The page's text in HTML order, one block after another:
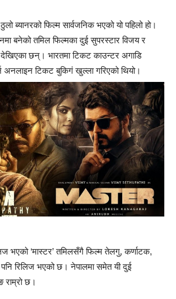
ठुलो ब्यानरको फिल्म सार्वजनिक भएको यो पहिलो हो।
बनेको तमिल फिल्मका दुई सुपरस्टार विजय र
देखिएका छन्। भारतमा टिकट काउन्टर अगाडि
अनलाइन टिकट बुकिग‌ं खुल्ला गरिएको थियो।
भएको ‘मास्टर’ तमिलसँगै फिल्म तेलगु, कर्णाटक,
पनि रिलिज भएको छ। नेपालमा समेत यी दुई
राम्रो छ।